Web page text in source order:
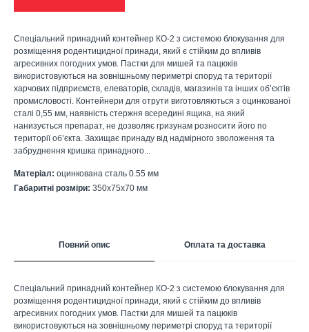
Спеціальний принадний контейнер КО-2 з системою блокування для
розміщення родентицидної принади, який є стійким до впливів
агресивних погодних умов. Пастки для мишей та пацюків
використовуються на зовнішньому периметрі споруд та території
харчових підприємств, елеваторів, складів, магазинів та інших об’єктів
промисловості. Контейнери для отрути виготовляються з оцинкованої
сталі 0,55 мм, наявність стержня всередині ящика, на який
нанизується препарат, не дозволяє гризунам розносити його по
території об’єкта. Захищає принаду від надмірного зволоження та
забруднення кришка принадного...
Матеріал: оцинкована сталь 0.55 мм
Габаритні розміри: 350х75х70 мм
Повний опис Оплата та доставка
Спеціальний принадний контейнер КО-2 з системою блокування для
розміщення родентицидної принади, який є стійким до впливів
агресивних погодних умов. Пастки для мишей та пацюків
використовуються на зовнішньому периметрі споруд та території